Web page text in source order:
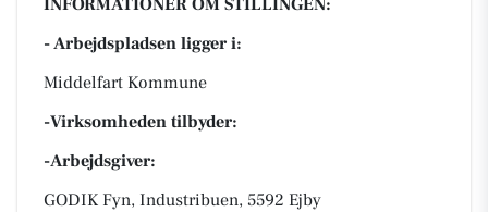
- Arbejdspladsen ligger i:
Middelfart Kommune
-Virksomheden tilbyder:
-Arbejdsgiver:
GODIK Fyn, Industribuen, 5592 Ejby